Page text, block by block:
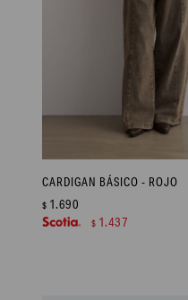
CARDIGAN BÁSICO - ROJO
$ 1.690
$ 1.437